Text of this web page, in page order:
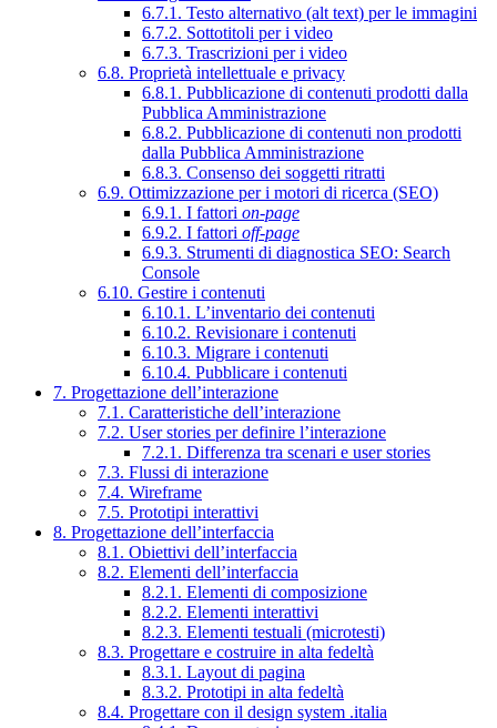
6.7.1. Testo alternativo (alt text) per le immagini
6.7.2. Sottotitoli per i video
6.7.3. Trascrizioni per i video
6.8. Proprietà intellettuale e privacy
6.8.1. Pubblicazione di contenuti prodotti dalla
Pubblica Amministrazione
6.8.2. Pubblicazione di contenuti non prodotti
dalla Pubblica Amministrazione
6.8.3. Consenso dei soggetti ritratti
6.9. Ottimizzazione per i motori di ricerca (SEO)
6.9.1. I fattori on-page
6.9.2. I fattori off-page
6.9.3. Strumenti di diagnostica SEO: Search
Console
6.10. Gestire i contenuti
6.10.1. L’inventario dei contenuti
6.10.2. Revisionare i contenuti
6.10.3. Migrare i contenuti
6.10.4. Pubblicare i contenuti
7. Progettazione dell’interazione
7.1. Caratteristiche dell’interazione
7.2. User stories per definire l’interazione
7.2.1. Differenza tra scenari e user stories
7.3. Flussi di interazione
7.4. Wireframe
7.5. Prototipi interattivi
8. Progettazione dell’interfaccia
8.1. Obiettivi dell’interfaccia
8.2. Elementi dell’interfaccia
8.2.1. Elementi di composizione
8.2.2. Elementi interattivi
8.2.3. Elementi testuali (microtesti)
8.3. Progettare e costruire in alta fedeltà
8.3.1. Layout di pagina
8.3.2. Prototipi in alta fedeltà
8.4. Progettare con il design system .italia